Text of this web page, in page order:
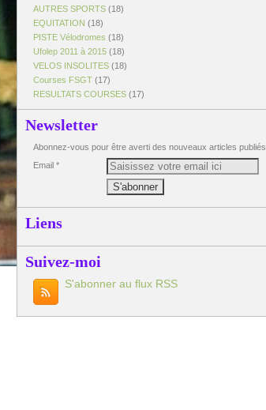
AUTRES SPORTS (18)
EQUITATION (18)
PISTE Vélodromes (18)
Ufolep 2011 à 2015 (18)
VELOS INSOLITES (18)
Courses FSGT (17)
RESULTATS COURSES (17)
Newsletter
Abonnez-vous pour être averti des nouveaux articles publiés.
Email
Liens
Suivez-moi
S'abonner au flux RSS